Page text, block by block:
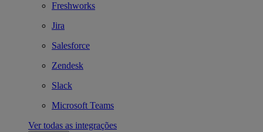
Freshworks
Jira
Salesforce
Zendesk
Slack
Microsoft Teams
Ver todas as integrações